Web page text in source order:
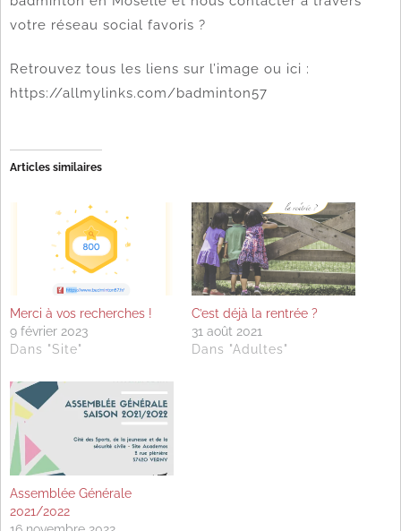
votre réseau social favoris ?
Retrouvez tous les liens sur l’image ou ici :
https://allmylinks.com/badminton57
Articles similaires
Merci à vos recherches !
9 février 2023
Dans "Site"
C’est déjà la rentrée ?
31 août 2021
Dans "Adultes"
Assemblée Générale
2021/2022